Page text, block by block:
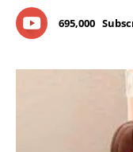
695,000